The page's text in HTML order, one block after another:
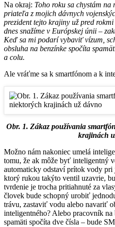
Na okraj: Toho roku sa chystám
priateľa z mojich dávnych
prezident tejto krajiny už pred
dnes snažíme v Európskej únii –
Keď sa mi podarí vybaviť vízum,
obsluha na benzínke spočíta
a colu.
Ale vráťme sa k smartfónom a k
Obr. 1. Zákaz používania
krajinách
Možno nám nakoniec umelá
tomu, že ak môže byť inteligentný
automaticky odstaví prítok vody
ktorý rukou takýto ventil uzavrie,
tvrdenie je trocha pritiahnuté za
človek bude schopný urobiť
trávu, zastaviť vodu alebo navariť
inteligentného? Alebo pracovník
spamäti spočíta dve čísla – bude